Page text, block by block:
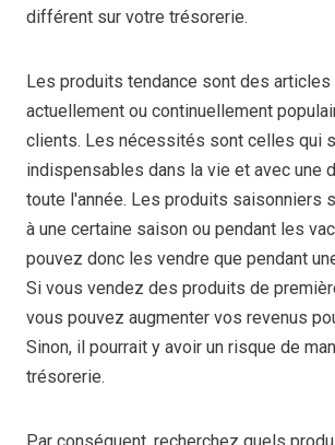
différent sur votre trésorerie.
Les produits tendance sont des
actuellement ou continuellement
clients. Les nécessités sont celles qui
indispensables dans la vie et avec une
toute l'année. Les produits saisonniers
à une certaine saison ou pendant les
pouvez donc les vendre que pendant
Si vous vendez des produits de
vous pouvez augmenter vos revenus
Sinon, il pourrait y avoir un risque de
trésorerie.